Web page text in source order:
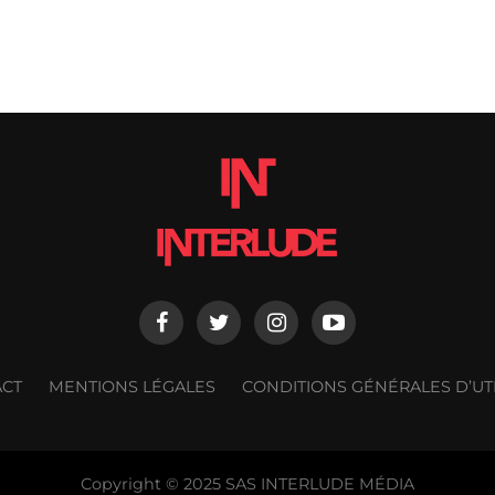
MENTIONS LÉGALES CONDITIONS GÉNÉRALES
Copyright © 2025 SAS INTERLUDE MÉDIA